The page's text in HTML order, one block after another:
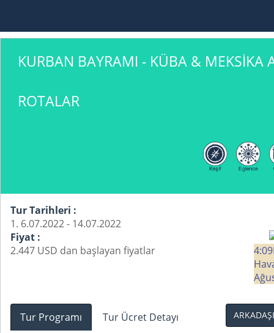
KURBAN BAYRAMI - KÜBA & MEKSİKA
ROTALAR
Tur Tarihleri :
1. 6.07.2022 - 14.07.2022
Fiyat :
2.447 USD dan başlayan fiyatlar
4:09
Tur Programı
Tur Ücret Detayı